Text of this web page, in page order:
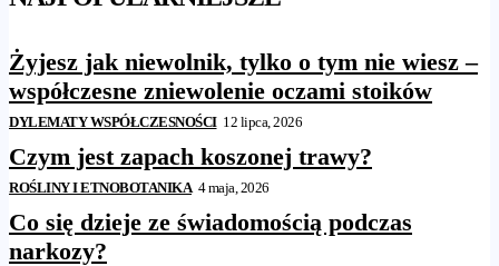
Żyjesz jak niewolnik, tylko o tym nie wiesz –
współczesne zniewolenie oczami stoików
DYLEMATY WSPÓŁCZESNOŚCI 12 lipca, 2026
Czym jest zapach koszonej trawy?
ROŚLINY I ETNOBOTANIKA 4 maja, 2026
Co się dzieje ze świadomością podczas
narkozy?